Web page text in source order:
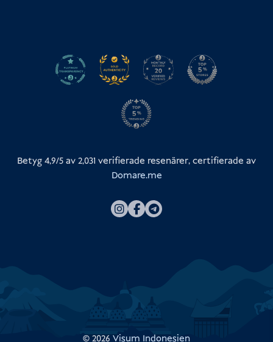
Betyg 4,9/5 av2,031 verifierade resenärer, certifierade av
Domare.me
© 2026 Visum Indonesien